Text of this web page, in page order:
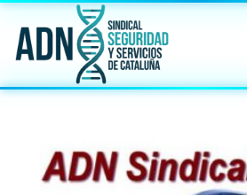
ℹ️ Consulta General a Sede (Email)